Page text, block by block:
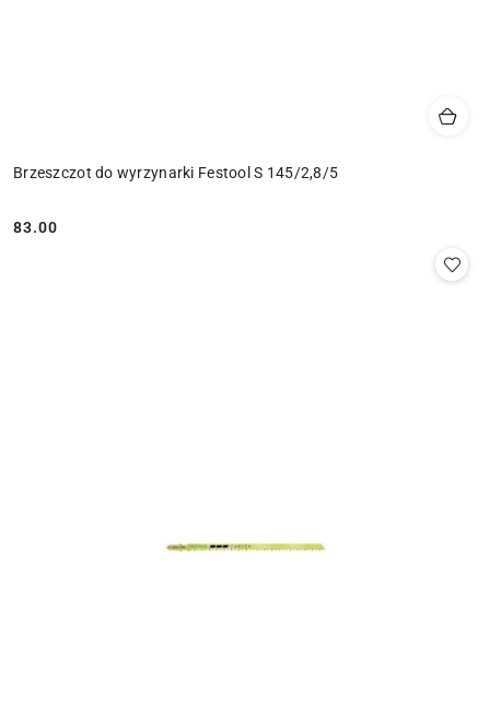
Brzeszczot do wyrzynarki Festool S 145/2,8/5
Cena:
83.00